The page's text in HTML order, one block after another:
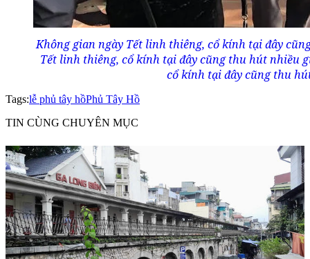
Không gian ngày Tết linh thiêng, cổ kính tại đây
Tết linh thiêng, cổ kính tại đây cũng thu hút nhiều
cổ kính tại đây cũng thu
Tags:lễ phủ tây hồPhủ Tây Hồ
TIN CÙNG CHUYÊN MỤC